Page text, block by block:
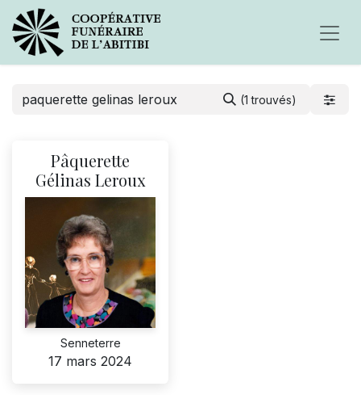
(1 trouvés)
Pâquerette
Gélinas Leroux
Senneterre
17 mars 2024